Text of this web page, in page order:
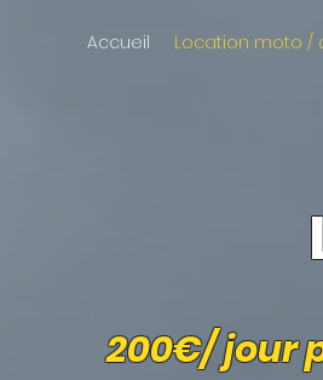
Accueil Location moto /
200€/ jour